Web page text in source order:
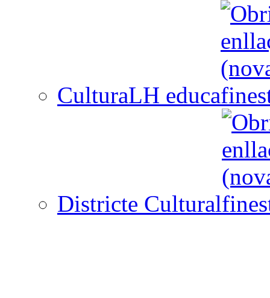
CulturaLH educa
Districte Cultural